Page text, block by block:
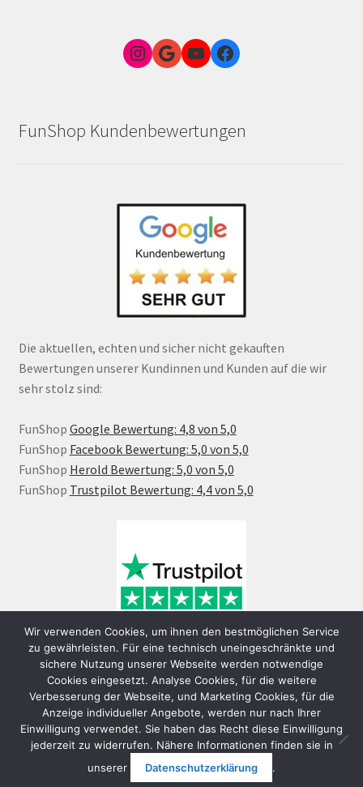
Instagram
Google Link zum FunShop WienYouTubeFacebook
FunShop Kundenbewertungen
Die aktuellen, echten und sicher nicht gekauften
Bewertungen unserer Kundinnen und Kunden auf die wir
sehr stolz sind:
FunShop Google Bewertung: 4,8 von 5,0
FunShop Facebook Bewertung: 5,0 von 5,0
FunShop Herold Bewertung: 5,0 von 5,0
FunShop Trustpilot Bewertung: 4,4 von 5,0
© FunShop Wien - Hochqualitative Elektromobilität 2026
Datenschutzerklärung
Erstellt mit WooCommerce
Wir verwenden Cookies, um ihnen den bestmöglichen Service
zu gewährleisten. Für eine technisch uneingeschränkte und
sichere Nutzung unserer Webseite werden notwendige
Cookies eingesetzt. Analyse Cookies, für die weitere
Verbesserung der Webseite, und Marketing Cookies, für die
Anzeige individueller Angebote, werden nur nach Ihrer
Einwilligung verwendet. Sie haben das Recht diese Einwilligung
jederzeit zu widerrufen. Nähere Informationen finden sie in
unserer
Datenschutzerklärung .